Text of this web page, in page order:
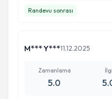
Randevu sonrası
M*** Y***11.12.2025
Zamanlama
5.0
İlgi